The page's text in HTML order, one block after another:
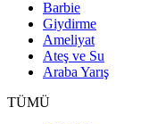
Barbie
Giydirme
Ameliyat
Ateş ve Su
Araba Yarış
TÜMÜ